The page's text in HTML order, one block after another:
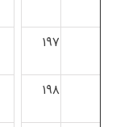
۱۹۷
۱۹۸